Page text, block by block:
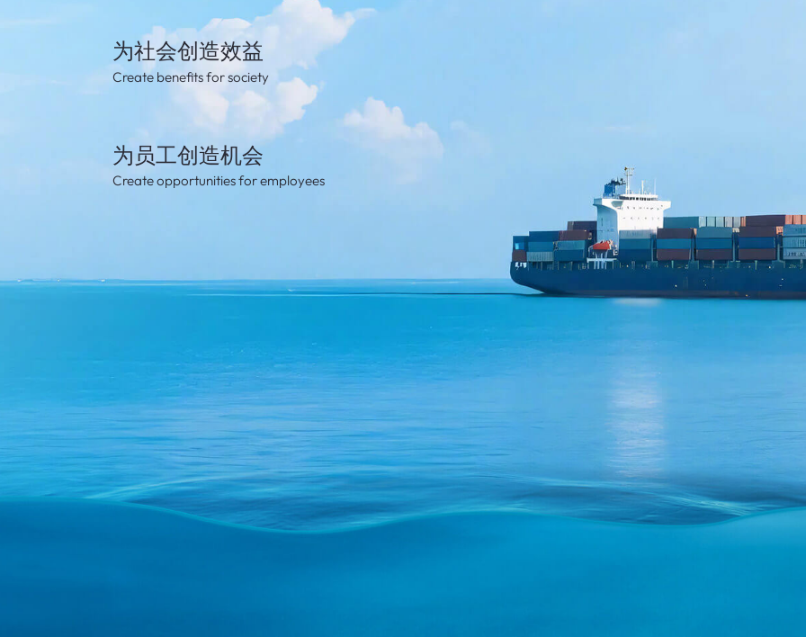
为社会创造效益
Create benefits for society
为员工创造机会
Create opportunities for employees